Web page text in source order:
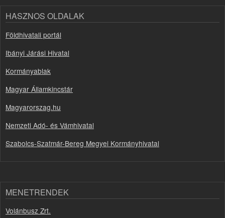
HASZNOS OLDALAK
Földhivatali portál
Ibányi Járási Hivatal
Kormányablak
Magyar Államkincstár
Magyarorszag.hu
Nemzeti Adó- és Vámhivatal
Szabolcs-Szatmár-Bereg Megyei Kormányhivatal
MENETRENDEK
Volánbusz Zrt.